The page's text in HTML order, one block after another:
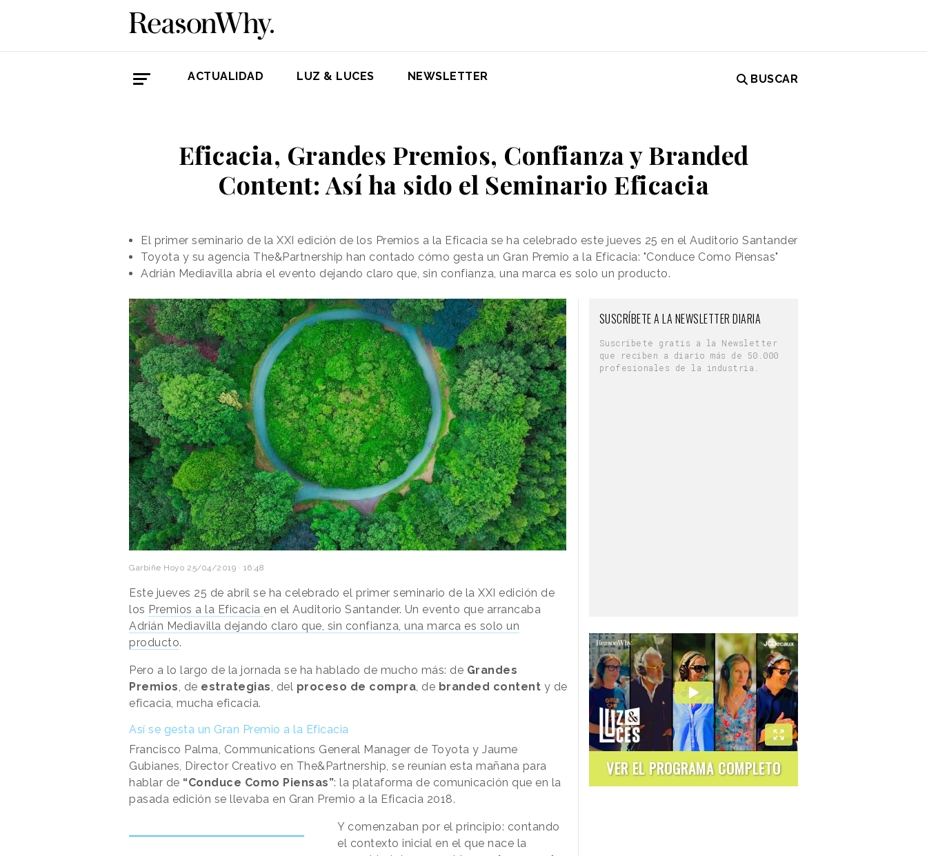
ACTUALIDAD LUZ & LUCES NEWSLETTER BUSCAR
Eficacia, Grandes Premios, Confianza y Branded
Content: Así ha sido el Seminario Eficacia
El primer seminario de la XXI edición de los Premios a la Eficacia se ha celebrado este jueves 25 en el Auditorio Santander
Toyota y su agencia The&Partnership han contado cómo gesta un Gran Premio a la Eficacia: "Conduce Como Piensas"
Adrián Mediavilla abría el evento dejando claro que, sin confianza, una marca es solo un producto.
Garbiñe Hoyo 25/04/2019 · 16:48
Este jueves 25 de abril se ha celebrado el primer seminario de la XXI edición de
los Premios a la Eficacia en el Auditorio Santander. Un evento que arrancaba
Adrián Mediavilla dejando claro que, sin confianza, una marca es solo un
producto.
Pero a lo largo de la jornada se ha hablado de mucho más: de Grandes
Premios , de estrategias , del proceso de compra , de branded content y de
eficacia, mucha eficacia.
Así se gesta un Gran Premio a la Eficacia
Francisco Palma, Communications General Manager de Toyota y Jaume
Gubianes, Director Creativo en The&Partnership, se reunían esta mañana para
hablar de “Conduce Como Piensas”: la plataforma de comunicación que en la
pasada edición se llevaba en Gran Premio a la Eficacia 2018.
Y comenzaban por el principio: contando
el contexto inicial en el que nace la
SUSCRÍBETE A LA NEWSLETTER DIARIA
Suscríbete gratis a la Newsletter
que reciben a diario más de 50.000
profesionales de la industria.
VER EL PROGRAMA COMPLETO